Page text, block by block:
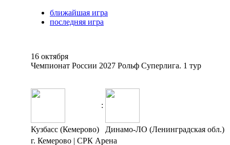
ближайшая игра
последняя игра
16 октября
Чемпионат России 2027 Рольф Суперлига. 1 тур
:
Кузбасс (Кемерово)
Динамо-ЛО (Ленинградская обл.)
г. Кемерово | СРК Арена